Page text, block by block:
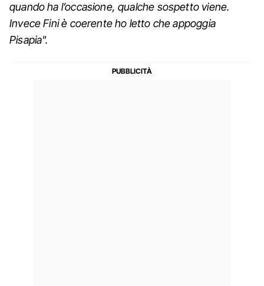
quando ha l’occasione, qualche sospetto viene.
Invece Fini è coerente ho letto che appoggia
Pisapia".